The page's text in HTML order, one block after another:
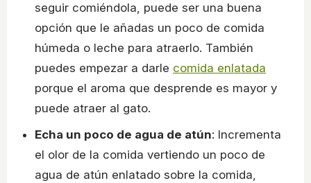
seguir comiéndola, puede ser una buena
opción que le añadas un poco de comida
húmeda o leche para atraerlo. También
puedes empezar a darle comida enlatada
porque el aroma que desprende es mayor y
puede atraer al gato.
Echa un poco de agua de atún: Incrementa
el olor de la comida vertiendo un poco de
agua de atún enlatado sobre la comida,